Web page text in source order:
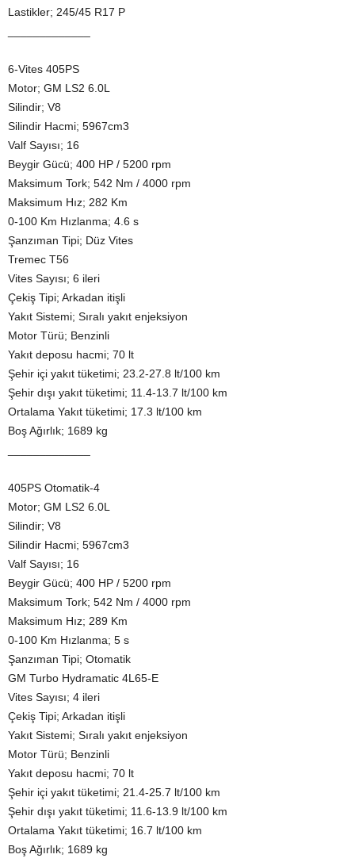
Lastikler; 245/45 R17 P
6-Vites 405PS
Motor; GM LS2 6.0L
Silindir; V8
Silindir Hacmi; 5967cm3
Valf Sayısı; 16
Beygir Gücü; 400 HP / 5200 rpm
Maksimum Tork; 542 Nm / 4000 rpm
Maksimum Hız; 282 Km
0-100 Km Hızlanma; 4.6 s
Şanzıman Tipi; Düz Vites
Tremec T56
Vites Sayısı; 6 ileri
Çekiş Tipi; Arkadan itişli
Yakıt Sistemi; Sıralı yakıt enjeksiyon
Motor Türü; Benzinli
Yakıt deposu hacmi; 70 lt
Şehir içi yakıt tüketimi; 23.2-27.8 lt/100 km
Şehir dışı yakıt tüketimi; 11.4-13.7 lt/100 km
Ortalama Yakıt tüketimi; 17.3 lt/100 km
Boş Ağırlık; 1689 kg
405PS Otomatik-4
Motor; GM LS2 6.0L
Silindir; V8
Silindir Hacmi; 5967cm3
Valf Sayısı; 16
Beygir Gücü; 400 HP / 5200 rpm
Maksimum Tork; 542 Nm / 4000 rpm
Maksimum Hız; 289 Km
0-100 Km Hızlanma; 5 s
Şanzıman Tipi; Otomatik
GM Turbo Hydramatic 4L65-E
Vites Sayısı; 4 ileri
Çekiş Tipi; Arkadan itişli
Yakıt Sistemi; Sıralı yakıt enjeksiyon
Motor Türü; Benzinli
Yakıt deposu hacmi; 70 lt
Şehir içi yakıt tüketimi; 21.4-25.7 lt/100 km
Şehir dışı yakıt tüketimi; 11.6-13.9 lt/100 km
Ortalama Yakıt tüketimi; 16.7 lt/100 km
Boş Ağırlık; 1689 kg